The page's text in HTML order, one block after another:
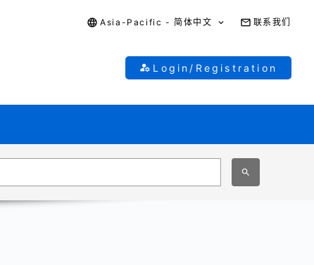
Asia-Pacific - 简体中文 联系我们
Login/Registration